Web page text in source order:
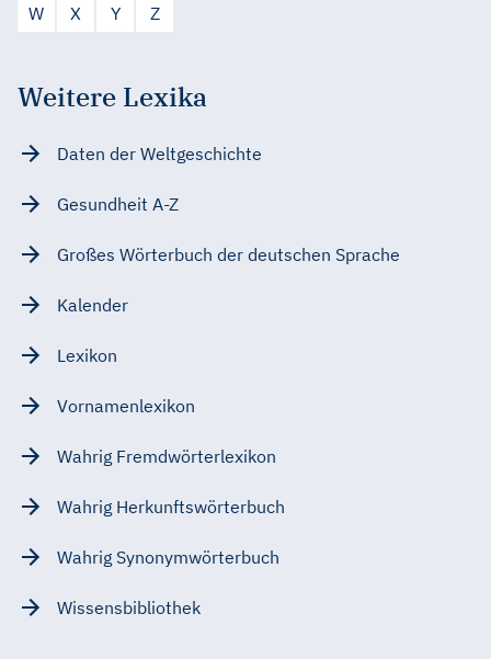
W
X Y Z
Weitere Lexika
Daten der Weltgeschichte
Gesundheit A-Z
Großes Wörterbuch der deutschen Sprache
Kalender
Lexikon
Vornamenlexikon
Wahrig Fremdwörterlexikon
Wahrig Herkunftswörterbuch
Wahrig Synonymwörterbuch
Wissensbibliothek